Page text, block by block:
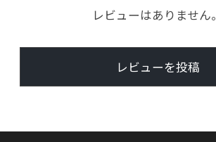
レビューはありません。
レビューを投稿